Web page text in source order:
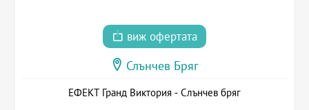
виж офертата
Слънчев Бряг
ЕФЕКТ Гранд Виктория - Слънчев бряг